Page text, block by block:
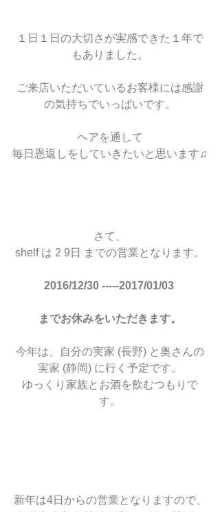
１日１日の大切さが実感できた１年で
もありました。
ご来店いただいているお客様には感謝
の気持ちでいっぱいです。
ヘアを通して
毎日恩返しをしていきたいと思います♫
さて、
shelf は 2 9日 までの営業となります。
2016/12/30 -----2017/01/03
までお休みをいただきます。
今年は、自分の実家 (長野) と奥さんの
実家 (静岡) に行く予定です。
ゆっくり家族とお酒を飲むつもりで
す。
新年は4日からの営業となりますので、